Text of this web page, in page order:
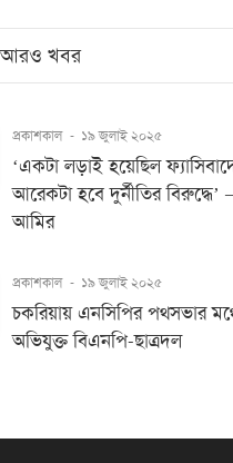
আরও খবর
প্রকাশকাল - ১৯ জুলাই ২০২৫
‘একটা লড়াই হয়েছিল
আরেকটা হবে দুর্নীতির
আমির
প্রকাশকাল - ১৯ জুলাই ২০২৫
চকরিয়ায় এনসিপির পথসভার
অভিযুক্ত বিএনপি-ছাত্রদল